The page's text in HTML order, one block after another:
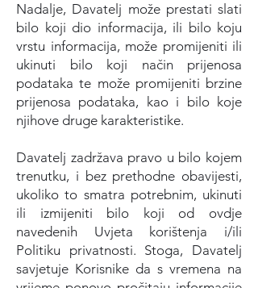
Nadalje, Davatelj može prestati slati
bilo koji dio informacija, ili bilo koju
vrstu informacija, može promijeniti ili
ukinuti bilo koji način prijenosa
podataka te može promijeniti brzine
prijenosa podataka, kao i bilo koje
njihove druge karakteristike.
Davatelj zadržava pravo u bilo kojem
trenutku, i bez prethodne obavijesti,
ukoliko to smatra potrebnim, ukinuti
ili izmijeniti bilo koji od ovdje
navedenih Uvjeta korištenja i/ili
Politiku privatnosti. Stoga, Davatelj
savjetuje Korisnike da s vremena na